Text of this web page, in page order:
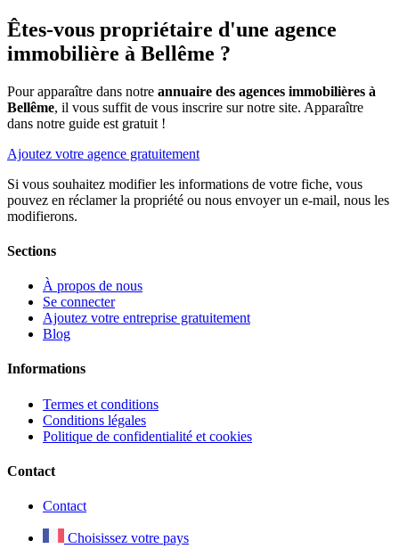
Êtes-vous propriétaire d'une agence
immobilière à Bellême ?
Pour apparaître dans notre annuaire des agences immobilières à
Bellême, il vous suffit de vous inscrire sur notre site. Apparaître
dans notre guide est gratuit !
Ajoutez votre agence gratuitement
Si vous souhaitez modifier les informations de votre fiche, vous
pouvez en réclamer la propriété ou nous envoyer un e-mail, nous les
modifierons.
Sections
À propos de nous
Se connecter
Ajoutez votre entreprise gratuitement
Blog
Informations
Termes et conditions
Conditions légales
Politique de confidentialité et cookies
Contact
Contact
Choisissez votre pays